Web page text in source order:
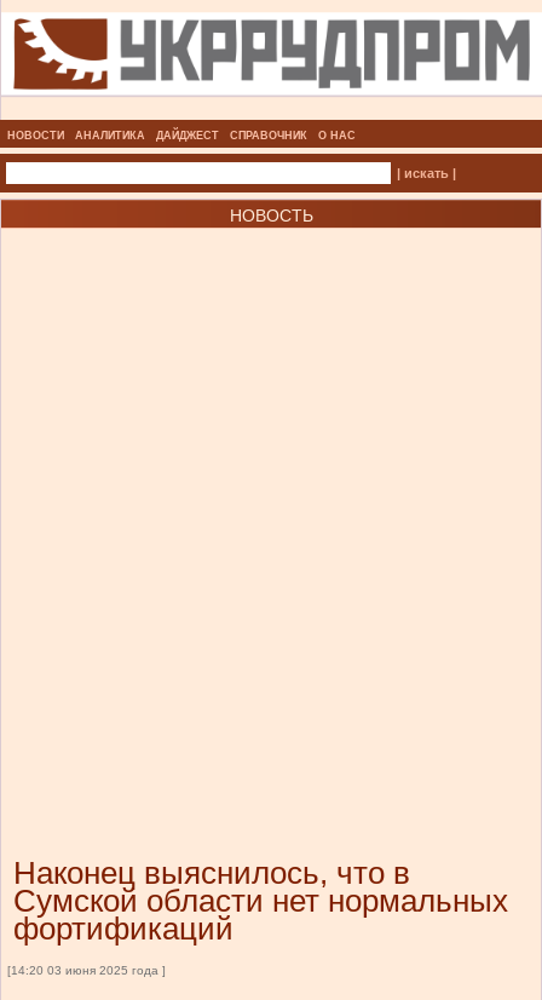
НОВОСТИ АНАЛИТИКА ДАЙДЖЕСТ СПРАВОЧНИК О НАС
| искать |
НОВОСТЬ
Наконец выяснилось, что в
Сумской области нет нормальных
фортификаций
[14:20 03 июня 2025 года ]